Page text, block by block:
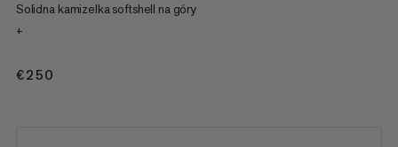
Solidna kamizelka softshell na góry
+
€250